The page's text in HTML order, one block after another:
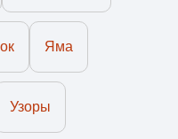
Яма
Узоры